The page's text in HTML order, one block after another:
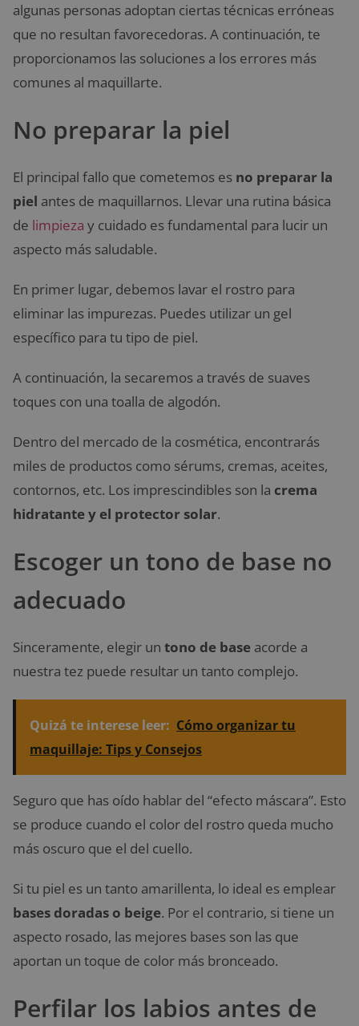
algunas personas adoptan ciertas técnicas erróneas
que no resultan favorecedoras. A continuación, te
proporcionamos las soluciones a los errores más
comunes al maquillarte.
No preparar la piel
El principal fallo que cometemos es no preparar la
piel antes de maquillarnos. Llevar una rutina básica
de limpieza y cuidado es fundamental para lucir un
aspecto más saludable.
En primer lugar, debemos lavar el rostro para
eliminar las impurezas. Puedes utilizar un gel
específico para tu tipo de piel.
A continuación, la secaremos a través de suaves
toques con una toalla de algodón.
Dentro del mercado de la cosmética, encontrarás
miles de productos como sérums, cremas, aceites,
contornos, etc. Los imprescindibles son la crema
hidratante y el protector solar.
Escoger un tono de base no
adecuado
Sinceramente, elegir un tono de base acorde a
nuestra tez puede resultar un tanto complejo.
Quizá te interese leer: Cómo organizar tu
maquillaje: Tips y Consejos
Seguro que has oído hablar del “efecto máscara”. Esto
se produce cuando el color del rostro queda mucho
más oscuro que el del cuello.
Si tu piel es un tanto amarillenta, lo ideal es emplear
bases doradas o beige. Por el contrario, si tiene un
aspecto rosado, las mejores bases son las que
aportan un toque de color más bronceado.
Perfilar los labios antes de